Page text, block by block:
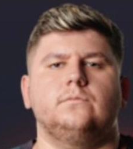
2026 yolculuğunu, LANXESS
ve CS2 skins ekonomisini